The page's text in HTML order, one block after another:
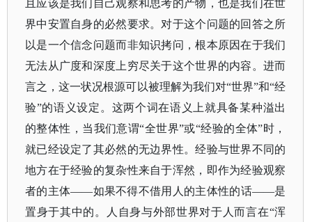
且应该是我们自己观察和思考的产物，也是我们在世
界中安置自身的必然要求。对于这个问题的回答之所
以是一个信念问题而非知识拷问，根本原因在于我们
无法从广度和深度上穷尽关于这个世界的内容。进而
言之，这一状况根源可以被理解为我们对“世界”和“经
验”的语义设定。这两个词在语义上就具备某种溢出
的整体性，当我们意谓“全世界”或“经验的全体”时，
就已经设定了其必然的无边界性。经验与世界不同的
地方在于经验的复杂性来自于浑然，即作为经验观察
者的主体——如果不得不借用人的主体性的话——是
置身于其中的。人自身与外部世界对于人而言在“浑